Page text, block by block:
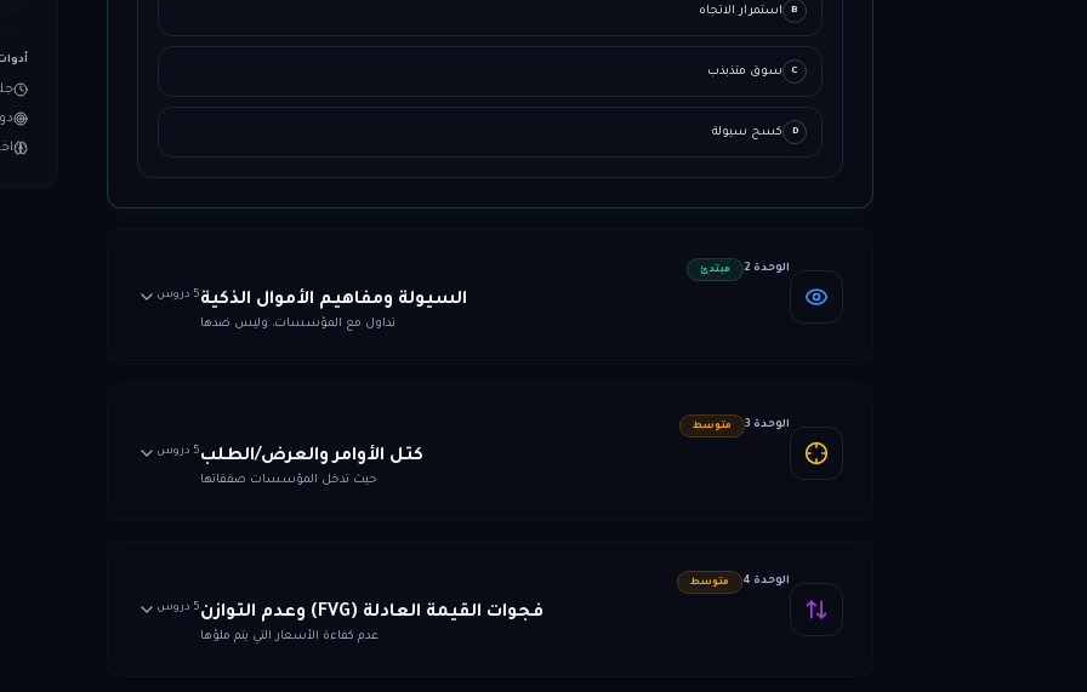
B استمرار الاتجاه
C سوق متذبذب
D كسح سيولة
الوحدة 2 مبتدئ
السيولة ومفاهيم الأموال الذكية
تداول مع المؤسسات، وليس ضدها
5 دروس
الوحدة 3 متوسط
كتل الأوامر والعرض/الطلب
حيث تدخل المؤسسات صفقاتها
5 دروس
الوحدة 4 متوسط
فجوات القيمة العادلة (FVG) وعدم التوازن
عدم كفاءة الأسعار التي يتم ملؤها
5 دروس